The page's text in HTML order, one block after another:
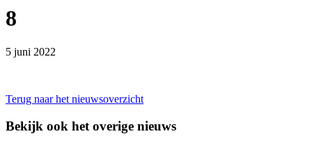
8
5 juni 2022
Terug naar het nieuwsoverzicht
Bekijk ook het overige nieuws